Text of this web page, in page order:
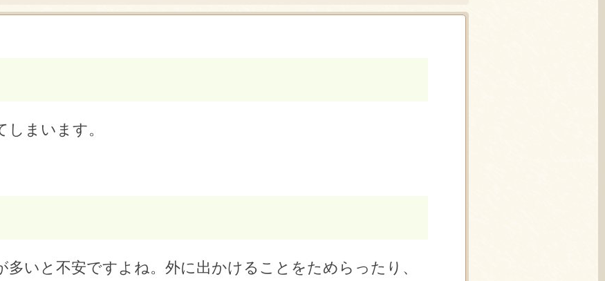
まいます。
多いと不安ですよね。外に出かけることをためらったり、